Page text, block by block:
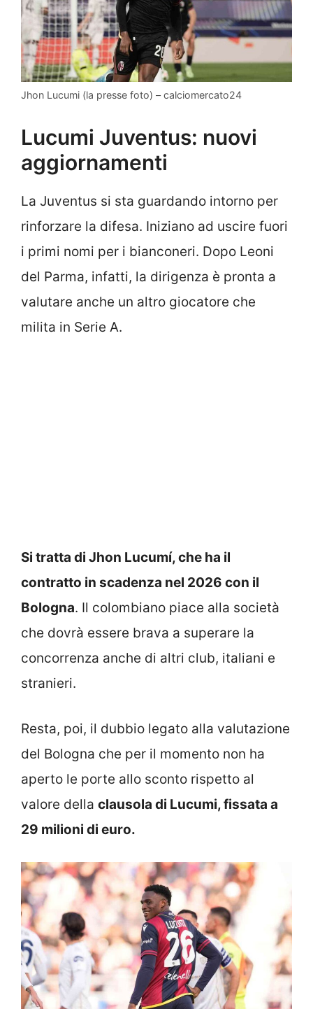
Jhon Lucumi (la presse foto) – calciomercato24
Lucumi Juventus: nuovi
aggiornamenti
La Juventus si sta guardando intorno per
rinforzare la difesa. Iniziano ad uscire fuori
i primi nomi per i bianconeri. Dopo Leoni
del Parma, infatti, la dirigenza è pronta a
valutare anche un altro giocatore che
milita in Serie A.
Si tratta di Jhon Lucumí, che ha il
contratto in scadenza nel 2026 con il
Bologna. Il colombiano piace alla società
che dovrà essere brava a superare la
concorrenza anche di altri club, italiani e
stranieri.
Resta, poi, il dubbio legato alla valutazione
del Bologna che per il momento non ha
aperto le porte allo sconto rispetto al
valore della clausola di Lucumi, fissata a
29 milioni di euro.